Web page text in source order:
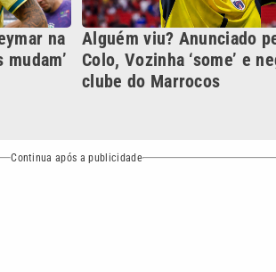
Mundo
Variedades